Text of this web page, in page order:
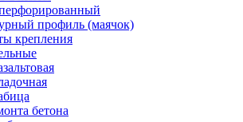
профиль (маячок)
крепления
бетона